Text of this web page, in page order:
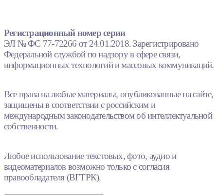
Регистрационный номер серии
ЭЛ № ФС 77-72266 от 24.01.2018. Зарегистрировано
Федеральной службой по надзору в сфере связи,
информационных технологий и массовых коммуникаций.
Все права на любые материалы, опубликованные на сайте,
защищены в соответствии с российским и
международным законодательством об интеллектуальной
собственности.
Любое использование текстовых, фото, аудио и
видеоматериалов возможно только с согласия
правообладателя (ВГТРК).